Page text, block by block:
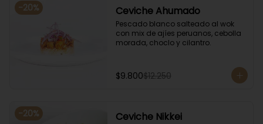
-20% Ceviche Ahumado
Pescado blanco salteado al wok
con mix de ajíes peruanos, cebolla
morada, choclo y cilantro.
$9.800$12.250
-20% Ceviche Nikkei